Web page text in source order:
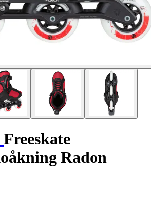
Freeskate
Radon